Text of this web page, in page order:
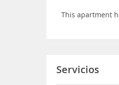
This apartment
Servicios